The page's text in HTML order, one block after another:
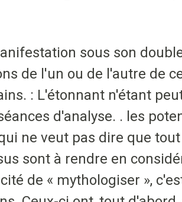
sous son
de l'un ou de l'autre de
: L'étonnant n'étant
d'analyse. . les
ne veut pas dire que
sont à rendre en
de « mythologiser »,